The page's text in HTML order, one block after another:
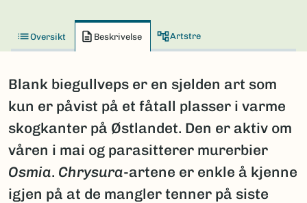
Oversikt Beskrivelse Artstre
Blank biegullveps er en sjelden art som
kun er påvist på et fåtall plasser i varme
skogkanter på Østlandet. Den er aktiv om
våren i mai og parasitterer murerbier
Osmia. Chrysura-artene er enkle å kjenne
igjen på at de mangler tenner på siste